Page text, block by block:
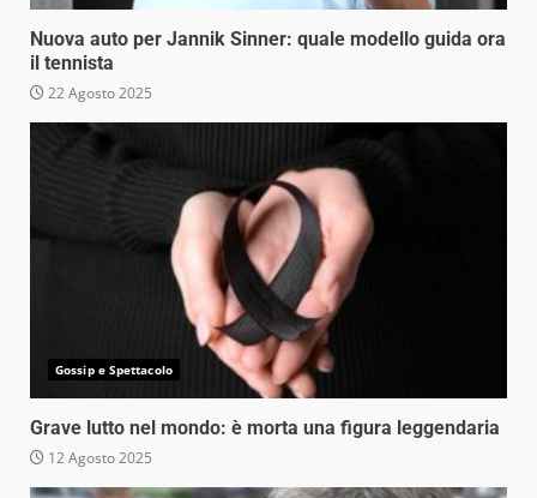
Nuova auto per Jannik Sinner: quale modello guida ora
il tennista
22 Agosto 2025
Gossip e Spettacolo
Grave lutto nel mondo: è morta una figura leggendaria
12 Agosto 2025